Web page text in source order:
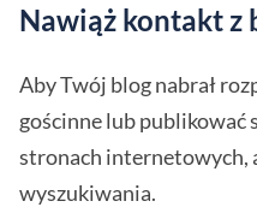
Nawiąż kontakt z
Aby Twój blog nabrał
gościnne lub publikować
stronach internetowych,
wyszukiwania.